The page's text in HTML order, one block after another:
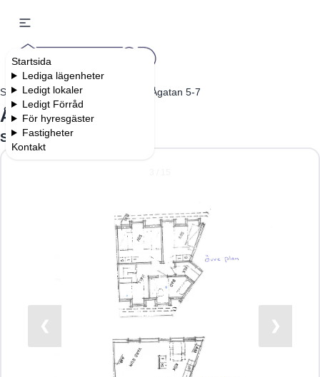
Startsida
Lediga lägenheter
Ledigt lokaler
Ledigt Förråd
För hyresgäster
Fastigheter
Kontakt
Startsida Lediga bostäder Ågatan 5-7
Ågatan 5-7
Söderköping
❮ ❯